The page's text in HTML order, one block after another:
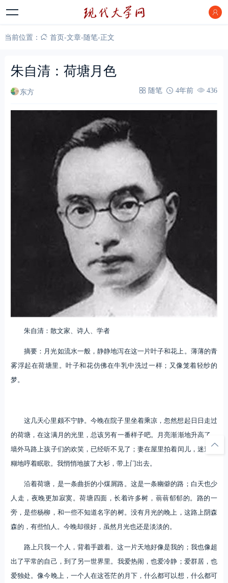
当前位置： 首页-文章-随笔-正文
朱自清：荷塘月色
东方 随笔 4年前 436
朱自清：散文家、诗人、学者
摘要：月光如流水一般，静静地泻在这一片叶子和花上。薄薄的青
雾浮起在荷塘里。叶子和花仿佛在牛乳中洗过一样；又像笼着轻纱的
梦。
这几天心里颇不宁静。今晚在院子里坐着乘凉，忽然想起日日走过
的荷塘，在这满月的光里，总该另有一番样子吧。月亮渐渐地升高了，
墙外马路上孩子们的欢笑，已经听不见了；妻在屋里拍着闰儿，迷迷糊
糊地哼着眠歌。我悄悄地披了大衫，带上门出去。
沿着荷塘，是一条曲折的小煤屑路。这是一条幽僻的路；白天也少
人走，夜晚更加寂寞。荷塘四面，长着许多树，蓊蓊郁郁的。路的一
旁，是些杨柳，和一些不知道名字的树。没有月光的晚上，这路上阴森
森的，有些怕人。今晚却很好，虽然月光也还是淡淡的。
路上只我一个人，背着手踱着。这一片天地好像是我的；我也像超
出了平常的自己，到了另一世界里。我爱热闹，也爱冷静；爱群居，也
爱独处。像今晚上，一个人在这苍茫的月下，什么都可以想，什么都可